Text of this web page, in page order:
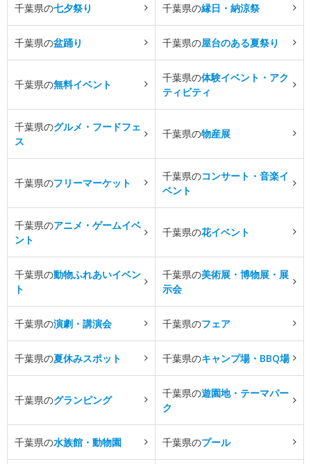
千葉県の七夕祭り 千葉県の縁日・納涼祭
千葉県の盆踊り 千葉県の屋台のある夏祭り
千葉県の無料イベント
千葉県の体験イベント・アク
ティビティ
千葉県のグルメ・フードフェ
ス
千葉県の物産展
千葉県のフリーマーケット
千葉県のコンサート・音楽イ
ベント
千葉県のアニメ・ゲームイベ
ント
千葉県の花イベント
千葉県の動物ふれあいイベン
ト
千葉県の美術展・博物展・展
示会
千葉県の演劇・講演会 千葉県のフェア
千葉県の夏休みスポット 千葉県のキャンプ場・BBQ場
千葉県のグランピング
千葉県の遊園地・テーマパー
ク
千葉県の水族館・動物園 千葉県のプール